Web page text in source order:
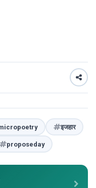
इजहार
proposeday